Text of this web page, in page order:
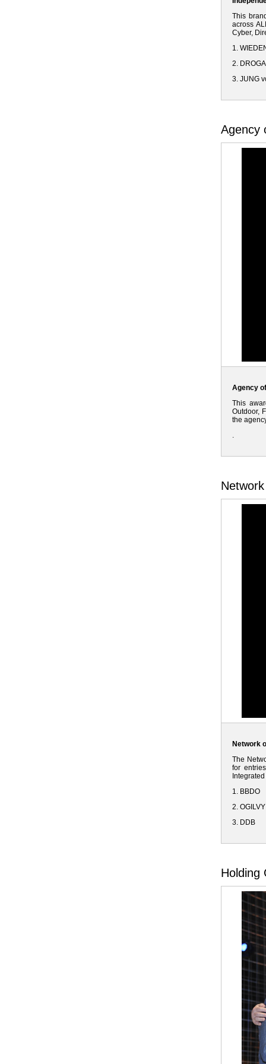
This
across
Cyber,
1.
2.
3. JUNG
Agency
Agency
This
Outdoor,
the
Network
The
for
Integrated
1. BBDO
2.
3. DDB
Holding